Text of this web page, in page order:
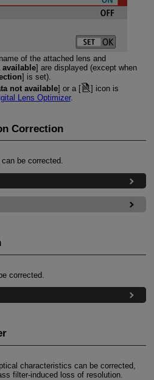
of the attached lens and
available] are displayed (except when
] is set).
not available] or a [
] icon is
Lens Optimizer.
Correction
be corrected.
corrected.
characteristics can be corrected,
filter-induced loss of resolution.